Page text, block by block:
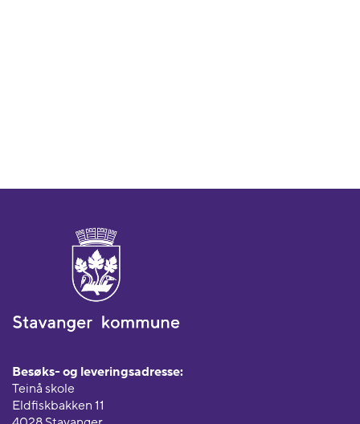
Besøks- og leveringsadresse:
Teinå skole
Eldfiskbakken 11